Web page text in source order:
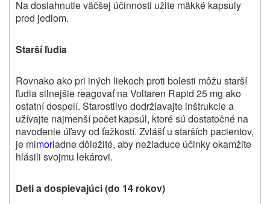
Na dosiahnutie väčšej účinnosti užite mäkké kapsuly
pred jedlom.
Starší ľudia
Rovnako ako pri iných liekoch proti bolesti môžu starší
ľudia silnejšie reagovať na Voltaren Rapid 25 mg ako
ostatní dospelí. Starostlivo dodržiavajte inštrukcie a
užívajte najmenší počet kapsúl, ktoré sú dostatočné na
navodenie úľavy od ťažkostí. Zvlášť u starších pacientov,
je mimoriadne dôležité, aby nežiaduce účinky okamžite
hlásili svojmu lekárovi.
Deti a dospievajúci (do 14 rokov)